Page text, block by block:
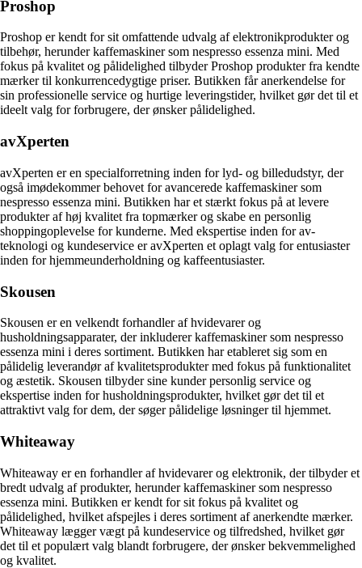
Proshop
Proshop er kendt for sit omfattende udvalg af elektronikprodukter og
tilbehør, herunder kaffemaskiner som nespresso essenza mini. Med
fokus på kvalitet og pålidelighed tilbyder Proshop produkter fra kendte
mærker til konkurrencedygtige priser. Butikken får anerkendelse for
sin professionelle service og hurtige leveringstider, hvilket gør det til et
ideelt valg for forbrugere, der ønsker pålidelighed.
avXperten
avXperten er en specialforretning inden for lyd- og billedudstyr, der
også imødekommer behovet for avancerede kaffemaskiner som
nespresso essenza mini. Butikken har et stærkt fokus på at levere
produkter af høj kvalitet fra topmærker og skabe en personlig
shoppingoplevelse for kunderne. Med ekspertise inden for av-
teknologi og kundeservice er avXperten et oplagt valg for entusiaster
inden for hjemmeunderholdning og kaffeentusiaster.
Skousen
Skousen er en velkendt forhandler af hvidevarer og
husholdningsapparater, der inkluderer kaffemaskiner som nespresso
essenza mini i deres sortiment. Butikken har etableret sig som en
pålidelig leverandør af kvalitetsprodukter med fokus på funktionalitet
og æstetik. Skousen tilbyder sine kunder personlig service og
ekspertise inden for husholdningsprodukter, hvilket gør det til et
attraktivt valg for dem, der søger pålidelige løsninger til hjemmet.
Whiteaway
Whiteaway er en forhandler af hvidevarer og elektronik, der tilbyder et
bredt udvalg af produkter, herunder kaffemaskiner som nespresso
essenza mini. Butikken er kendt for sit fokus på kvalitet og
pålidelighed, hvilket afspejles i deres sortiment af anerkendte mærker.
Whiteaway lægger vægt på kundeservice og tilfredshed, hvilket gør
det til et populært valg blandt forbrugere, der ønsker bekvemmelighed
og kvalitet.